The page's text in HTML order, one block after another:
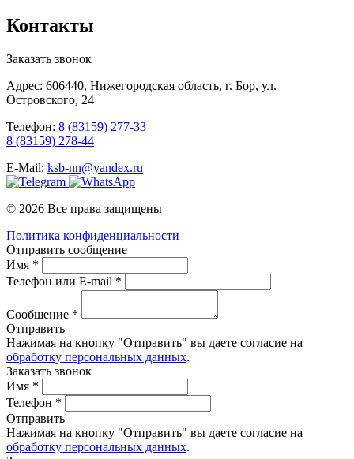
Контакты
Заказать звонок
Адрес: 606440, Нижегородская область, г. Бор, ул.
Островского, 24
Телефон: 8 (83159) 277-33
8 (83159) 278-44
E-Mail: ksb-nn@yandex.ru
© 2026 Все права защищены
Политика конфиденциальности
Отправить сообщение
Имя *
Телефон или E-mail *
Сообщение *
Отправить
Нажимая на кнопку "Отправить" вы даете согласие на
обработку персональных данных.
Заказать звонок
Имя *
Телефон *
Отправить
Нажимая на кнопку "Отправить" вы даете согласие на
обработку персональных данных.